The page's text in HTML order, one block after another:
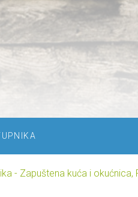
- Zapuštena kuća i okućnica,